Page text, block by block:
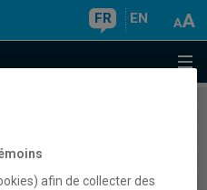
FR EN
afin de collecter des